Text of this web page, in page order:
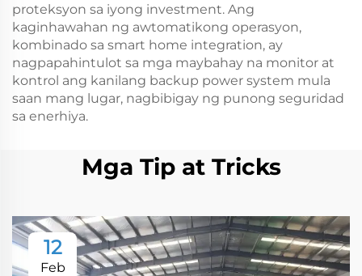
proteksyon sa iyong investment. Ang
kaginhawahan ng awtomatikong operasyon,
kombinado sa smart home integration, ay
nagpapahintulot sa mga maybahay na monitor at
kontrol ang kanilang backup power system mula
saan mang lugar, nagbibigay ng punong seguridad
sa enerhiya.
Mga Tip at Tricks
12
Feb